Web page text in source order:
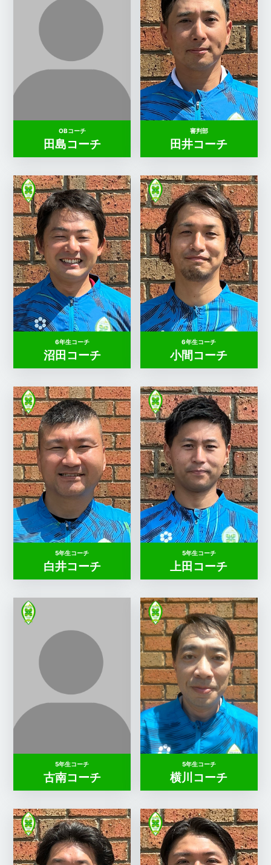
OBコーチ
田島コーチ
審判部
田井コーチ
6年生コーチ
沼田コーチ
6年生コーチ
小間コーチ
5年生コーチ
白井コーチ
5年生コーチ
上田コーチ
5年生コーチ
古南コーチ
5年生コーチ
横川コーチ